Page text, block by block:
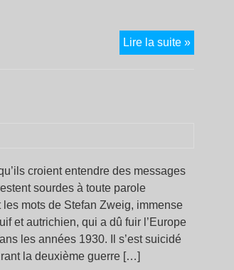
Lire la suite »Mexique :
des
croient entendre des messages
sourdes à toute parole
les mots de Stefan Zweig, immense
et autrichien, qui a dû fuir l’Europe
les années 1930. Il s’est suicidé
la deuxième guerre […]